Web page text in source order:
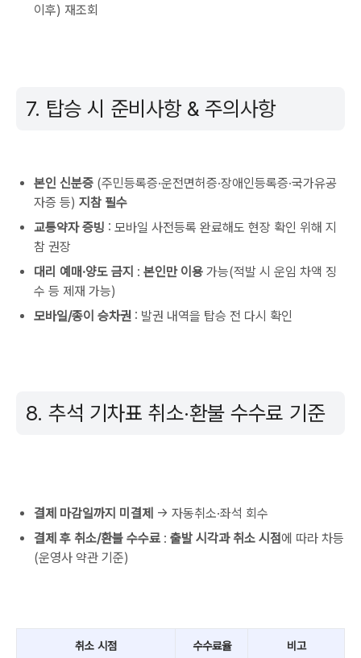
이후) 재조회
7. 탑승 시 준비사항 & 주의사항
본인 신분증 (주민등록증·운전면허증·장애인등록증·국가유공
자증 등) 지참 필수
교통약자 증빙 : 모바일 사전등록 완료해도 현장 확인 위해 지
참 권장
대리 예매·양도 금지 : 본인만 이용 가능(적발 시 운임 차액 징
수 등 제재 가능)
모바일/종이 승차권 : 발권 내역을 탑승 전 다시 확인
8. 추석 기차표 취소·환불 수수료 기준
결제 마감일까지 미결제 → 자동취소·좌석 회수
결제 후 취소/환불 수수료 : 출발 시각과 취소 시점에 따라 차등
(운영사 약관 기준)
취소 시점 수수료율 비고